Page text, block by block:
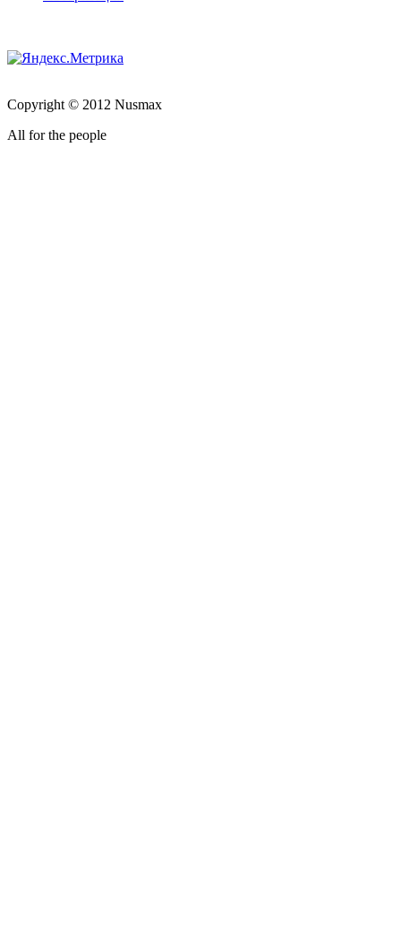
Copyright © 2012 Nusmax
All for the people